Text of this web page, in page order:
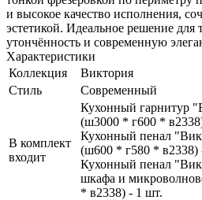
и высокое качество исполнения,
эстетикой. Идеальное решение для
утончённость и современную
Характеристики
Коллекция
Виктория
Стиль
Современный
В комплект
входит
Кухонный гарнитур
(ш3000 * г600 *
Кухонный пенал
(ш600 * г580 * в2338)
Кухонный пенал
шкафа и
* в2338) - 1 шт.